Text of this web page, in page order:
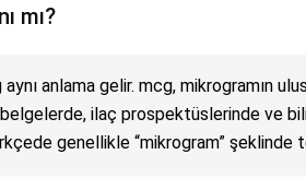
mı?
anlama gelir. mcg, mikrogramın
ilaç prospektüslerinde ve
genellikle “mikrogram” şeklinde